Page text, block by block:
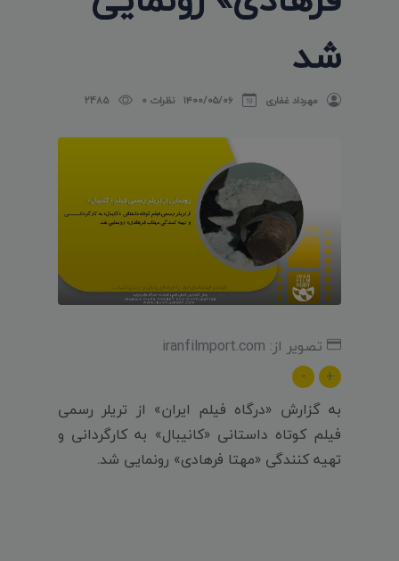
شد
مهرداد غفاری ۱۴۰۰/۰۵/۰۶ نظرات 0 2485
تصویر از: iranfilmport.com
+
-
به گزارش «درگاه فیلم ایران» از تریلر رسمی
فیلم کوتاه داستانی «کانیبال» به کارگردانی و
تهیه کنندگی «مهتا فرهادی» رونمایی شد.